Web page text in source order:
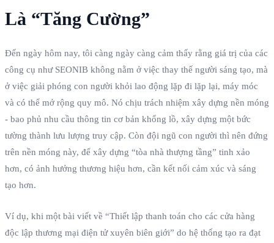
Là “Tăng Cường”
Đến ngày hôm nay, tôi càng ngày càng cảm thấy rằng giá trị của các
công cụ như SEONIB không nằm ở việc thay thế người sáng tạo, mà
ở việc giải phóng con người khỏi lao động lặp đi lặp lại, máy móc
và có thể mở rộng quy mô. Nó chịu trách nhiệm xây dựng nền móng
- bao phủ nhu cầu thông tin cơ bản khổng lồ, xây dựng một bức
tường thành lưu lượng truy cập. Còn đội ngũ con người thì nên đứng
trên nền móng này, để xây dựng “tòa nhà thượng tầng” tinh xảo
hơn, có ảnh hưởng thương hiệu hơn, cần kết nối cảm xúc và sáng
tạo hơn.
Ví dụ, khi một bài viết về “Thiết lập thanh toán cho các cửa hàng
độc lập thương mại điện tử xuyên biên giới” do hệ thống tạo ra đạt